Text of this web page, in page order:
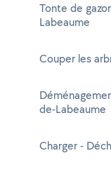
Tonte de
Labeaume
Couper les
de-Labeaume
Charger -